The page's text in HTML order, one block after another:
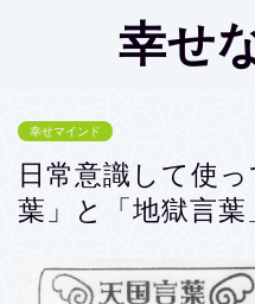
幸せ
幸せマインド
日常意識して使
葉」と「地獄言葉